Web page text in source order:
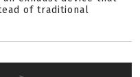
of traditional